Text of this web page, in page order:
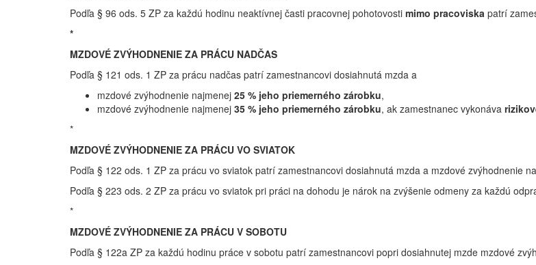
Podľa § 96 ods. 5 ZP za každú hodinu neaktívnej časti pracovnej pohotovosti mimo pracoviska patrí
*
MZDOVÉ ZVÝHODNENIE ZA PRÁCU NADČAS
Podľa § 121 ods. 1 ZP za prácu nadčas patrí zamestnancovi dosiahnutá mzda a
mzdové zvýhodnenie najmenej 25 % jeho priemerného zárobku,
mzdové zvýhodnenie najmenej 35 % jeho priemerného zárobku, ak zamestnanec vykonáva
*
MZDOVÉ ZVÝHODNENIE ZA PRÁCU VO SVIATOK
Podľa § 122 ods. 1 ZP za prácu vo sviatok patrí zamestnancovi dosiahnutá mzda a mzdové zvýhodnenie
Podľa § 223 ods. 2 ZP za prácu vo sviatok pri práci na dohodu je nárok na zvýšenie odmeny za každú
*
MZDOVÉ ZVÝHODNENIE ZA PRÁCU V SOBOTU
Podľa § 122a ZP za každú hodinu práce v sobotu patrí zamestnancovi popri dosiahnutej mzde mzdové